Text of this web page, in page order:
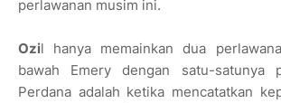
perlawanan musim ini.
Ozil hanya memainkan dua
bawah Emery dengan satu-satunya
Perdana adalah ketika mencatatkan